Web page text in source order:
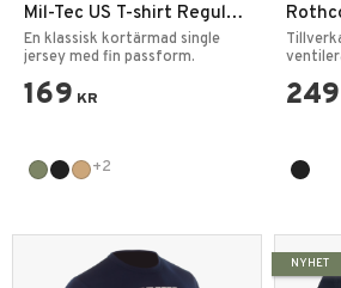
Mil-Tec US T-shirt Regular
Enfärgad
En klassisk kortärmad single
jersey med fin passform.
169 KR
+2
Force
249
NYHET